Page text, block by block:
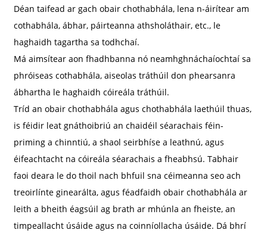
Déan taifead ar gach obair chothabhála, lena n-áirítear am
cothabhála, ábhar, páirteanna athsholáthair, etc., le
haghaidh tagartha sa todhchaí.
Má aimsítear aon fhadhbanna nó neamhghnáchaíochtaí sa
phróiseas cothabhála, aiseolas tráthúil don phearsanra
ábhartha le haghaidh cóireála tráthúil.
Tríd an obair chothabhála agus chothabhála laethúil thuas,
is féidir leat gnáthoibriú an chaidéil séarachais féin-
priming a chinntiú, a shaol seirbhíse a leathnú, agus
éifeachtacht na cóireála séarachais a fheabhsú. Tabhair
faoi deara le do thoil nach bhfuil sna céimeanna seo ach
treoirlínte ginearálta, agus féadfaidh obair chothabhála ar
leith a bheith éagsúil ag brath ar mhúnla an fheiste, an
timpeallacht úsáide agus na coinníollacha úsáide. Dá bhrí